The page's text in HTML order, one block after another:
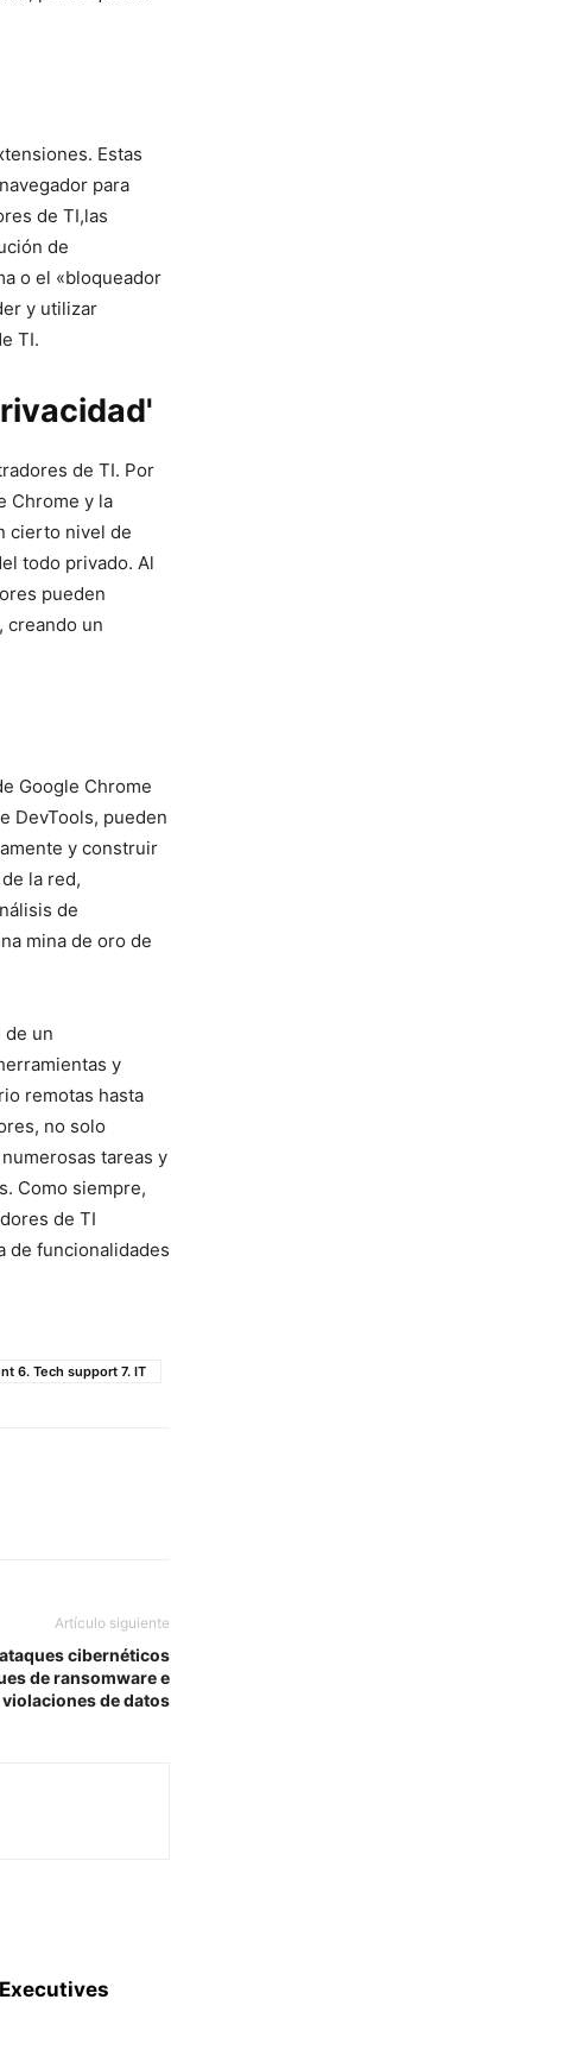
Estas
para
de TI,las
de
o el‍ «bloqueador
y utilizar
TI.
de TI. Por
Chrome y la‌
cierto nivel de
todo privado. Al
pueden
creando un
Google ⁣Chrome⁤
DevTools, pueden
y construir
la red,⁢
de
mina de oro de
de ‌un
y
remotas hasta‌
no solo
tareas y
Como⁢ siempre,
de TI‍
de funcionalidades
6. Tech support 7. IT
Artículo siguiente
cibernéticos
de ransomware e
violaciones de datos